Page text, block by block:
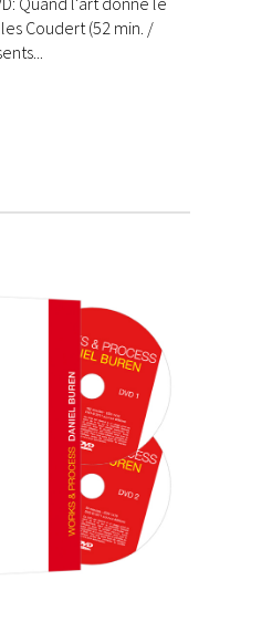
Coudert (52 min. /